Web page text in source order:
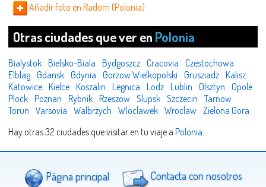
Añadir foto en Radom (Polonia)
Otras ciudades que ver en Polonia
Bialystok Bielsko-Biala Bydgoszcz Cracovia Czestochowa
Elblag Gdansk Gdynia Gorzow Wielkopolski Grusziadz Kalisz
Katowice Kielce Koszalin Legnica Lodz Lublin Olsztyn Opole
Plock Poznan Rybnik Rzeszow Slupsk Szczecin Tarnow
Torun Varsovia Walbrzych Wloclawek Wroclaw Zielona Gora
Hay otras 32 ciudades que visitar en tu viaje a Polonia.
Página principal Contacta con nosotros